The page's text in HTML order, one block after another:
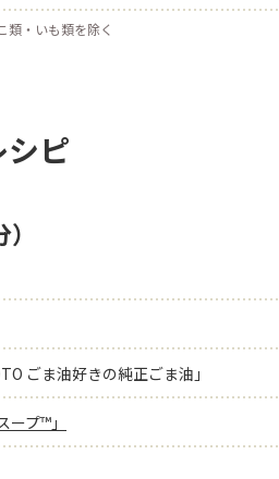
類・いも類を除く
ピ
ごま油好きの純正ごま油」
ープ™」